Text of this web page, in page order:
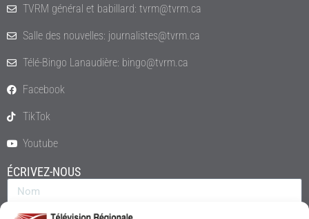
TVRM général et babillard: tvrm@tvrm.ca
Salle des nouvelles: journalistes@tvrm.ca
Télé-Bingo Lanaudière: bingo@tvrm.ca
Facebook
TikTok
Youtube
ÉCRIVEZ-NOUS